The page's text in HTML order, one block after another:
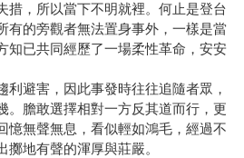
措，所以當下不明就裡。何止是登台
有的旁觀者無法置身事外，一樣是當
知已共同經歷了一場柔性革命，安安
利避害，因此事發時往往追隨者眾，
。膽敢選擇相對一方反其道而行，更
憶無聲無息，看似輕如鴻毛，經過不
地有聲的渾厚與莊嚴。